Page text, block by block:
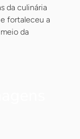
da culinária
fortaleceu a
da